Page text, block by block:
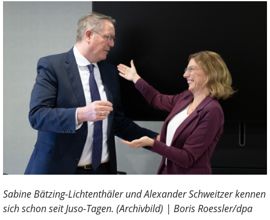
Sabine Bätzing-Lichtenthäler und Alexander Schweitzer kennen
sich schon seit Juso-Tagen. (Archivbild) | Boris Roessler/dpa